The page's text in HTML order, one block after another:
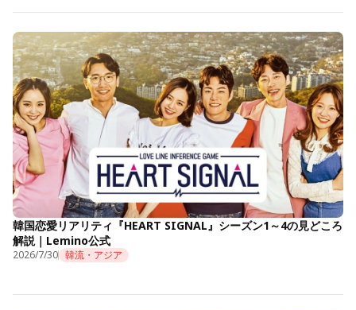
韓国恋愛リアリティ『HEART SIGNAL』シーズン1～4の見どころ
解説｜Lemino公式
2026/7/30 韓流・アジア